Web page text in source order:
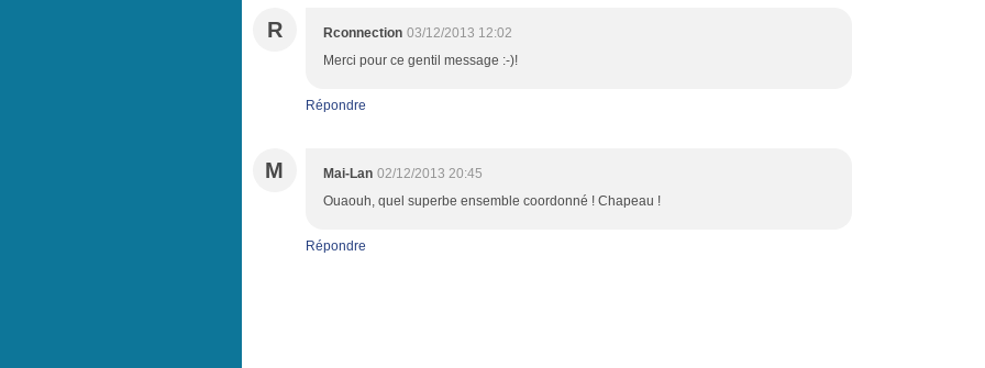
R Rconnection 03/12/2013 12:02
Merci pour ce gentil message :-)!
Répondre
M Mai-Lan 02/12/2013 20:45
Ouaouh, quel superbe ensemble coordonné ! Chapeau !
Répondre